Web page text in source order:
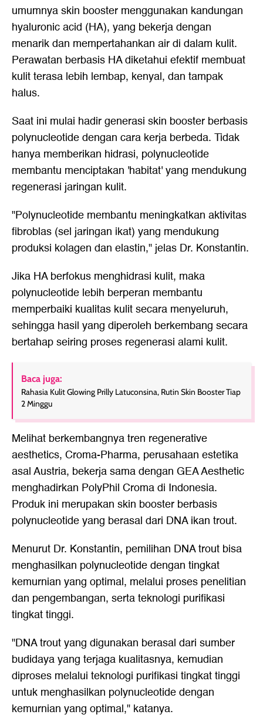
umumnya skin booster menggunakan kandungan
hyaluronic acid (HA), yang bekerja dengan
menarik dan mempertahankan air di dalam kulit.
Perawatan berbasis HA diketahui efektif membuat
kulit terasa lebih lembap, kenyal, dan tampak
halus.
Saat ini mulai hadir generasi skin booster berbasis
polynucleotide dengan cara kerja berbeda. Tidak
hanya memberikan hidrasi, polynucleotide
membantu menciptakan 'habitat' yang mendukung
regenerasi jaringan kulit.
"Polynucleotide membantu meningkatkan aktivitas
fibroblas (sel jaringan ikat) yang mendukung
produksi kolagen dan elastin," jelas Dr. Konstantin.
Jika HA berfokus menghidrasi kulit, maka
polynucleotide lebih berperan membantu
memperbaiki kualitas kulit secara menyeluruh,
sehingga hasil yang diperoleh berkembang secara
bertahap seiring proses regenerasi alami kulit.
Baca juga:
Rahasia Kulit Glowing Prilly Latuconsina, Rutin Skin Booster Tiap
2 Minggu
Melihat berkembangnya tren regenerative
aesthetics, Croma-Pharma, perusahaan estetika
asal Austria, bekerja sama dengan GEA Aesthetic
menghadirkan PolyPhil Croma di Indonesia.
Produk ini merupakan skin booster berbasis
polynucleotide yang berasal dari DNA ikan trout.
Menurut Dr. Konstantin, pemilihan DNA trout bisa
menghasilkan polynucleotide dengan tingkat
kemurnian yang optimal, melalui proses penelitian
dan pengembangan, serta teknologi purifikasi
tingkat tinggi.
"DNA trout yang digunakan berasal dari sumber
budidaya yang terjaga kualitasnya, kemudian
diproses melalui teknologi purifikasi tingkat tinggi
untuk menghasilkan polynucleotide dengan
kemurnian yang optimal," katanya.